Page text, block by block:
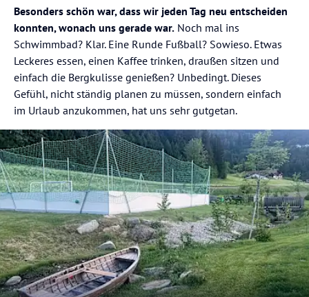
Besonders schön war, dass wir jeden Tag neu entscheiden
konnten, wonach uns gerade war. Noch mal ins
Schwimmbad? Klar. Eine Runde Fußball? Sowieso. Etwas
Leckeres essen, einen Kaffee trinken, draußen sitzen und
einfach die Bergkulisse genießen? Unbedingt. Dieses
Gefühl, nicht ständig planen zu müssen, sondern einfach
im Urlaub anzukommen, hat uns sehr gutgetan.